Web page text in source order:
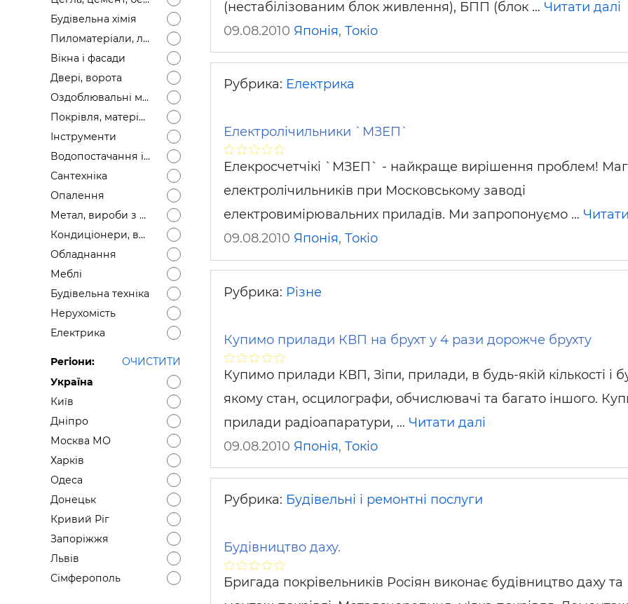
Будівельні і ремонтні послуги
Робота в будівництві
Будівельна хімія
Пиломатеріали, лісоматеріали
Вікна і фасади
Двері, ворота
Оздоблювальні матеріали
Покрівля, матеріали
Інструменти
Водопостачання і каналізація
Сантехніка
Опалення
Метал, вироби з металу
Кондиціонери, вентиляція
Обладнання
Меблі
Будівельна техніка
Нерухомість
Електрика
Регіони:
ОЧИСТИТИ
Україна
Київ
Дніпро
Москва МО
Харків
Одеса
Донецьк
Кривий Ріг
Запоріжжя
Львів
Сімферополь
(нестабілізованим блок живлення), БПП (блок … Читати далі
09.08.2010 Японія, Токіо
Рубрика: Електрика
Електролічильники `МЗЕП`
Елекросчетчікі `МЗЕП` - найкраще вирішення проблем!
електролічильників при Московському заводі
електровимірювальних приладів. Ми запропонуємо …
09.08.2010 Японія, Токіо
Рубрика: Різне
Купимо прилади КВП на брухт у 4 рази дорожче брухту
Купимо прилади КВП, Зіпи, прилади, в будь-якій кількості і
якому стан, осцилографи, обчислювачі та багато іншого.
прилади радіоапаратури, … Читати далі
09.08.2010 Японія, Токіо
Рубрика: Будівельні і ремонтні послуги
Будівництво даху.
Бригада покрівельників Росіян виконає будівництво даху та